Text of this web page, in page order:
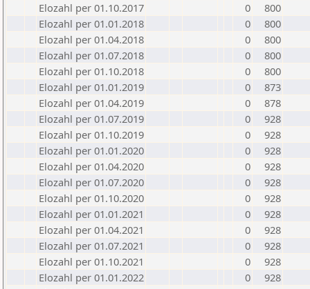
Elozahl per 01.10.2017
0
800
Elozahl per 01.01.2018
0
800
Elozahl per 01.04.2018
0
800
Elozahl per 01.07.2018
0
800
Elozahl per 01.10.2018
0
800
Elozahl per 01.01.2019
0
873
Elozahl per 01.04.2019
0
878
Elozahl per 01.07.2019
0
928
Elozahl per 01.10.2019
0
928
Elozahl per 01.01.2020
0
928
Elozahl per 01.04.2020
0
928
Elozahl per 01.07.2020
0
928
Elozahl per 01.10.2020
0
928
Elozahl per 01.01.2021
0
928
Elozahl per 01.04.2021
0
928
Elozahl per 01.07.2021
0
928
Elozahl per 01.10.2021
0
928
Elozahl per 01.01.2022
0
928